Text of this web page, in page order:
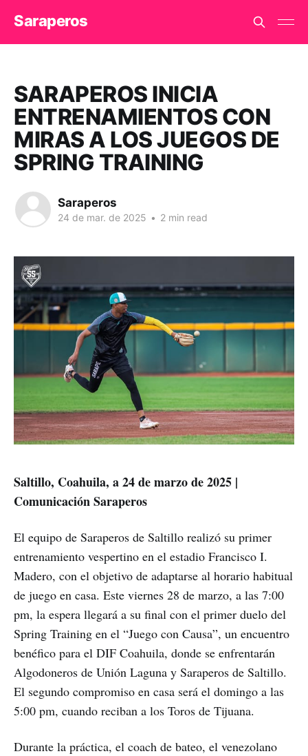
Saraperos
SARAPEROS INICIA
ENTRENAMIENTOS CON
MIRAS A LOS JUEGOS DE
SPRING TRAINING
Saraperos
24 de mar. de 2025 • 2 min read
Saltillo, Coahuila, a 24 de marzo de 2025 |
Comunicación Saraperos
El equipo de Saraperos de Saltillo realizó su primer
entrenamiento vespertino en el estadio Francisco I.
Madero, con el objetivo de adaptarse al horario habitual
de juego en casa. Este viernes 28 de marzo, a las 7:00
pm, la espera llegará a su final con el primer duelo del
Spring Training en el “Juego con Causa”, un encuentro
benéfico para el DIF Coahuila, donde se enfrentarán
Algodoneros de Unión Laguna y Saraperos de Saltillo.
El segundo compromiso en casa será el domingo a las
5:00 pm, cuando reciban a los Toros de Tijuana.
Durante la práctica, el coach de bateo, el venezolano